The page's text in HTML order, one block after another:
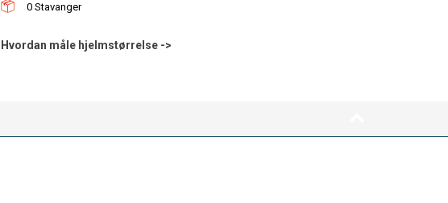
0
Hvordan måle hjelmstørrelse ->